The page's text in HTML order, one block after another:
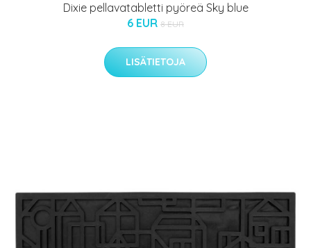
Dixie pellavatabletti pyöreä Sky blue
6 EUR 8 EUR
LISÄTIETOJA